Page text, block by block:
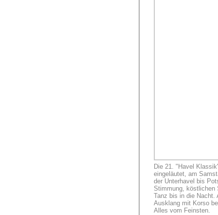
Die 21. "Havel
eingeläutet, am
der Unterhavel bis
Stimmung, köstlichen
Tanz bis in die Nacht.
Ausklang mit Korso
Alles vom Feinsten.